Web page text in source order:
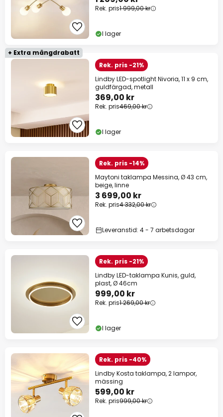
Rek. pris1 999,00 kr
I lager
+ Extra mängdrabatt
Rek. pris -21%
Lindby LED-spotlight Nivoria, 11 x 9 cm,
guldfärgad, metall
369,00 kr
Rek. pris469,00 kr
I lager
Rek. pris -14%
Maytoni taklampa Messina, Ø 43 cm,
beige, linne
3 699,00 kr
Rek. pris4 332,00 kr
Leveranstid: 4 - 7 arbetsdagar
Rek. pris -21%
Lindby LED-taklampa Kunis, guld,
plast, Ø 46cm
999,00 kr
Rek. pris1 269,00 kr
I lager
Rek. pris -40%
Lindby Kosta taklampa, 2 lampor,
mässing
599,00 kr
Rek. pris999,00 kr